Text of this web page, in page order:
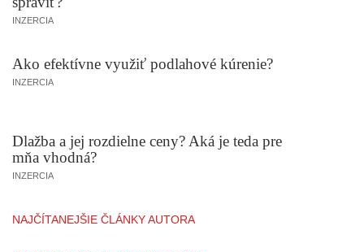
INZERCIA
Ako efektívne využiť podlahové kúrenie?
INZERCIA
Dlažba a jej rozdielne ceny? Aká je teda pre
mňa vhodná?
INZERCIA
NAJČÍTANEJŠIE ČLÁNKY AUTORA